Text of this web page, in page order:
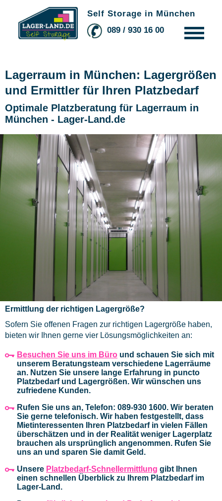
Self Storage in München
089 / 930 16 00
Platzberater
Auf einen Blick
Bedarfsermittler
Die richtige Lagergröße
Lagerbeispiele
Kleine Lager
Drive-in Lager
Preise
Kontakt & Preisanfrage
Standort
Lagerraum in München: Lagergrößen
und Ermittler für Ihren Platzbedarf
Optimale Platzberatung für Lagerraum in
München - Lager-Land.de
Ermittlung der richtigen Lagergröße?
Sofern Sie offenen Fragen zur richtigen Lagergröße haben,
bieten wir Ihnen gerne vier Lösungsmöglichkeiten an:
Besuchen Sie uns im Büro und schauen Sie sich mit
unserem Beratungsteam verschiedene Lagerräume
an. Nutzen Sie unsere lange Erfahrung in puncto
Platzbedarf und Lagergrößen. Wir wünschen uns
zufriedene Kunden.
Rufen Sie uns an, Telefon: 089-930 1600. Wir beraten
Sie gerne telefonisch. Wir haben festgestellt, dass
Mietinteressenten Ihren Platzbedarf in vielen Fällen
überschätzen und in der Realität weniger Lagerplatz
brauchen als ursprünglich angenommen. Rufen Sie
uns an und sparen Sie damit Geld.
Unsere Platzbedarf-Schnellermittlung gibt Ihnen
einen schnellen Überblick zu Ihrem Platzbedarf im
Lager-Land.